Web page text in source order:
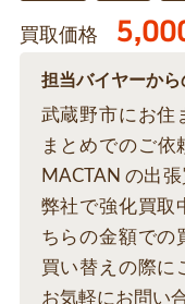
買取価格
担当バイヤーから
武蔵野市にお住
まとめでのご依
MACTAN の出
弊社で強化買取
ちらの金額での
買い替えの際に
お気軽にお問い